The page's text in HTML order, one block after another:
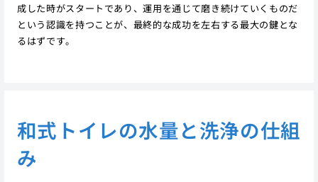
成した時がスタートであり、運用を通じて磨き続けていくものだ
という認識を持つことが、最終的な成功を左右する最大の鍵とな
るはずです。
和式トイレの水量と洗浄の仕組
み